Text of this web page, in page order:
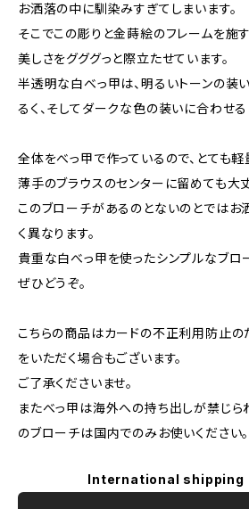
お洒落の中に馴染みすぎてしまいます。
そこでこの彫りと金蒔絵のフレームを施
美しさをグググっと際立たせています。
半透明な白べっ甲は、明るいトーンの装
るく、そしてダークな色の装いに合わせる
全体をべっ甲で作っているので、とても軽
薄手のブラウスのセンターに留めても大
このブローチがあるのとないのとでは
く異なります。
貴重な白べっ甲を使ったシンプルなブロ
ぜひどうぞ。
こちらの商品はカードの不正利用防止
をいただく場合もございます。
ご了承くださいませ。
またべっ甲は海外への持ち出しが禁じら
のブローチは国内でのみお使いください。
International shipping